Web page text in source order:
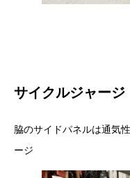
サイクルジャージ
脇のサイドパネルは通気
ージ